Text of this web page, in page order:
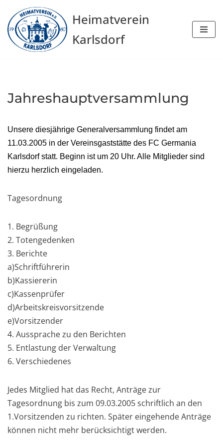
Zum
Inhalt
springen
Heimatverein
Karlsdorf
Jahreshauptversammlung
Unsere diesjährige Generalversammlung findet am
11.03.2005 in der Vereinsgaststätte des FC Germania
Karlsdorf statt. Beginn ist um 20 Uhr. Alle Mitglieder sind
hierzu herzlich eingeladen.
Tagesordnung
1. Begrüßung
2. Totengedenken
3. Berichte
a)Schriftführerin
b)Kassiererin
c)Kassenprüfer
d)Arbeitskreisvorsitzende
e)Vorsitzender
4. Aussprache zu den Berichten
5. Entlastung der Verwaltung
6. Verschiedenes
Jedes Mitglied hat das Recht, Anträge zur
Tagesordnung bis zum 09.03.2005 schriftlich an den
1.Vorsitzenden zu richten. Später eingehende Anträge
können nicht mehr berücksichtigt werden.